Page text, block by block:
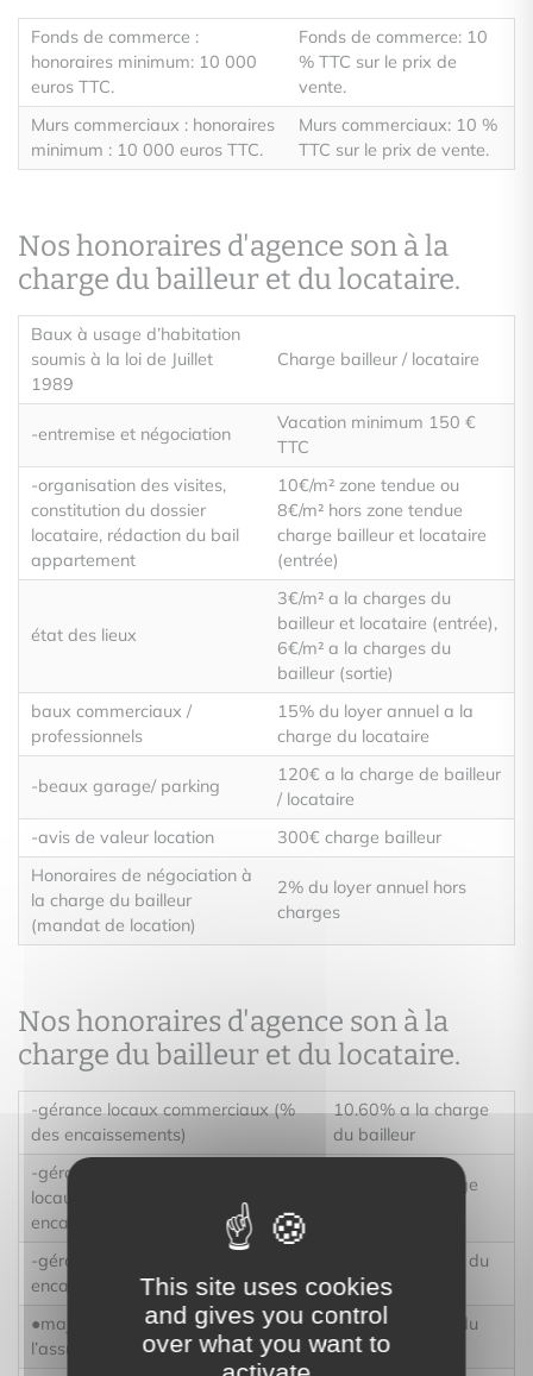
Fonds de commerce :
honoraires minimum: 10 000
euros TTC.
Fonds de commerce: 10
% TTC sur le prix de
vente.
Murs commerciaux : honoraires
minimum : 10 000 euros TTC.
Murs commerciaux: 10 %
TTC sur le prix de vente.
Nos honoraires d'agence son à la
charge du bailleur et du locataire.
Baux à usage d’habitation
soumis à la loi de Juillet
1989
Charge bailleur / locataire
-entremise et négociation
Vacation minimum 150 €
TTC
-organisation des visites,
constitution du dossier
locataire, rédaction du bail
appartement
10€/m² zone tendue ou
8€/m² hors zone tendue
charge bailleur et locataire
(entrée)
état des lieux
3€/m² a la charges du
bailleur et locataire (entrée),
6€/m² a la charges du
bailleur (sortie)
baux commerciaux /
professionnels
15% du loyer annuel a la
charge du locataire
-beaux garage/ parking
120€ a la charge de bailleur
/ locataire
-avis de valeur location
300€ charge bailleur
Honoraires de négociation à
la charge du bailleur
(mandat de location)
2% du loyer annuel hors
charges
Nos honoraires d'agence son à la
charge du bailleur et du locataire.
-gérance locaux commerciaux (%
des encaissements)
10.60% a la charge
du bailleur
-gérance appartements / maisons /
locaux professionnels (% des
encaissements)
9.60% a la charge
-gérance garages/ parking (% des
encaissements)
15% a la charge du
bailleur
●majoration pour gestion de
l’assurance loyers impayés
1% a la charge du
bailleur
This site uses cookies
and gives you control
over what you want to